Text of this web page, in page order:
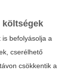
költségek
is befolyásolja a
cserélhető
csökkentik a